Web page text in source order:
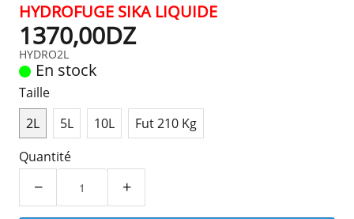
HYDROFUGE SIKA LIQUIDE
1370,00DZ
HYDRO2L
En stock
Taille
2L
5L 10L
Fut 210 Kg
Quantité
− +